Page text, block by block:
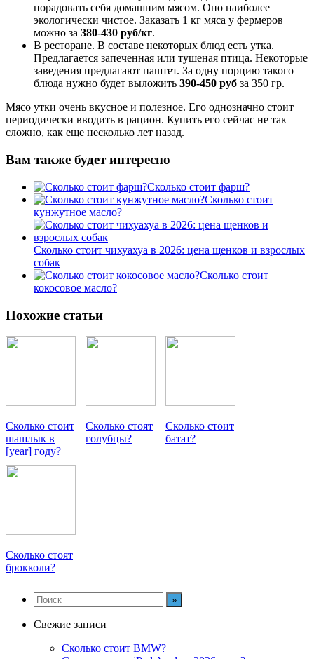
порадовать себя домашним мясом. Оно наиболее
экологически чистое. Заказать 1 кг мяса у фермеров
можно за 380-430 руб/кг.
В ресторане. В составе некоторых блюд есть утка.
Предлагается запеченная или тушеная птица. Некоторые
заведения предлагают паштет. За одну порцию такого
блюда нужно будет выложить 390-450 руб за 350 гр.
Мясо утки очень вкусное и полезное. Его однозначно стоит
периодически вводить в рацион. Купить его сейчас не так
сложно, как еще несколько лет назад.
Вам также будет интересно
Сколько стоит фарш?
Сколько стоит
кунжутное масло?
Сколько стоит чихуахуа в 2026: цена щенков и взрослых
собак
Сколько стоит
кокосовое масло?
Похожие статьи
Сколько стоит
шашлык в
[year] году?
Сколько стоят
голубцы?
Сколько стоит
батат?
Сколько стоят
брокколи?
Свежие записи
Сколько стоит BMW?